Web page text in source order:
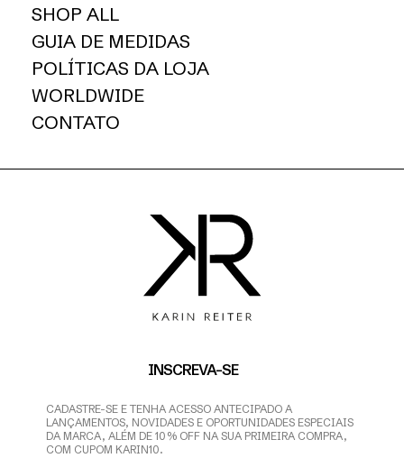
SHOP ALL
GUIA DE MEDIDAS
POLÍTICAS DA LOJA
WORLDWIDE
CONTATO
INSCREVA-SE
CADASTRE-SE E TENHA ACESSO ANTECIPADO A
LANÇAMENTOS, NOVIDADES E OPORTUNIDADES ESPECIAIS
DA MARCA, ALÉM DE 10% OFF NA SUA PRIMEIRA COMPRA,
COM CUPOM KARIN10.